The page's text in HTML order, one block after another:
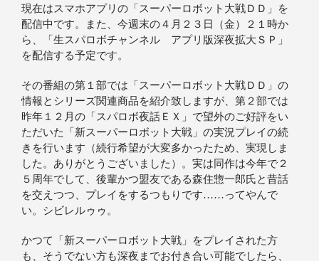
現在はスマホアプリの「スーパーロボット大戦ＤＤ」を
配信中です。また、今週末の４月２３日（金）２１時か
ら、「生スパロボチャンネル アプリ版深夜拡大ＳＰ」
を配信する予定です。
その番組の第１部では「スーパーロボット大戦ＤＤ」の
情報とシリーズ関連商品を紹介致しますが、第２部では
昨年１２月の「スパロボ夜話ＥＸ」で望外のご好評をい
ただいた「新スーパーロボット大戦」の実況プレイの続
きを行います（続行希望が大変多かったため、実現しま
した。ありがとうございました）。実は同作は今年で２
５周年でして、後輩かつ盟友である森住惣一郎氏と昔話
を交えつつ、プレイをするつもりです……ってやんで
い。シビレルゥゥ。
かつて「新スーパーロボット大戦」をプレイされた方
も、そうでない方も深夜までお付き合い可能でしたら、